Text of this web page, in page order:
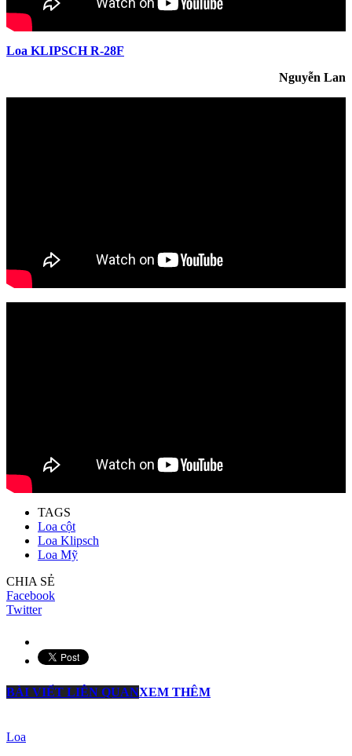
Loa KLIPSCH R-28F
Nguyễn Lan
TAGS
Loa cột
Loa Klipsch
Loa Mỹ
CHIA SẺ
Facebook
Twitter
BÀI VIẾT LIÊN QUANXEM THÊM
Loa